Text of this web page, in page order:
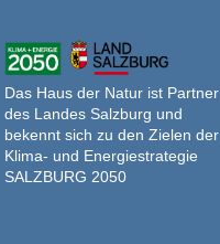
Das Haus der Natur ist Partner
des Landes Salzburg und
bekennt sich zu den Zielen der
Klima- und Energiestrategie
SALZBURG 2050